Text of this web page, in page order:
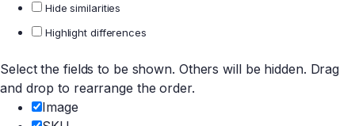
Hide similarities
Highlight differences
Select the fields to be shown. Others will be hidden. Drag
and drop to rearrange the order.
Image